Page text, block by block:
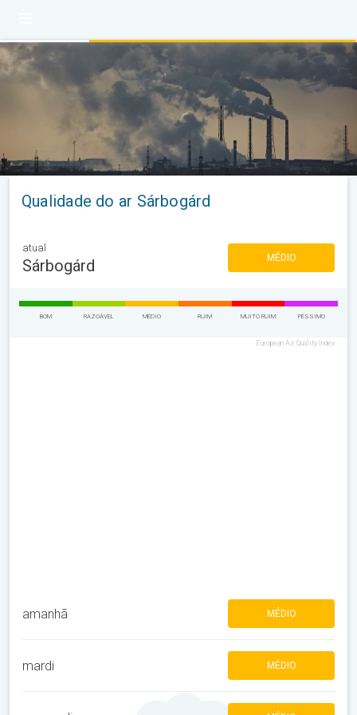
Qualidade do ar Sárbogárd
atual
Sárbogárd MÉDIO
BOM RAZOÁVEL MÉDIO RUIM MUITO RUIM PÉSSIMO
European Air Quality Index
amanhã MÉDIO
mardi MÉDIO